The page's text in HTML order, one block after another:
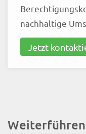
nachhaltige
Jetzt